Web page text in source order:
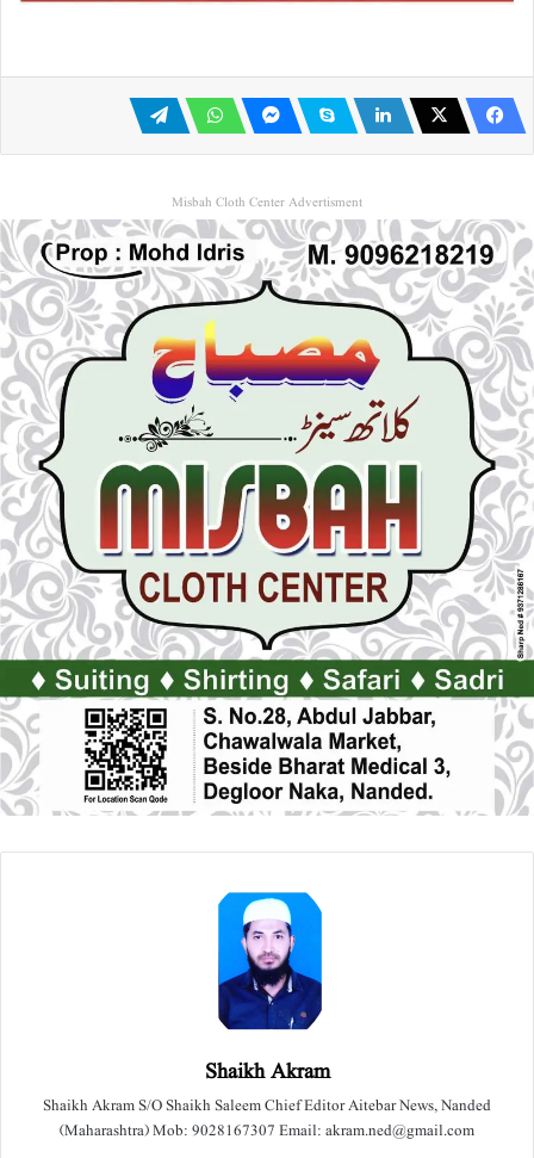
Misbah Cloth Center Advertisment
Shaikh Akram
Shaikh Akram S/O Shaikh Saleem Chief Editor Aitebar News, Nanded
(Maharashtra) Mob: 9028167307 Email: akram.ned@gmail.com